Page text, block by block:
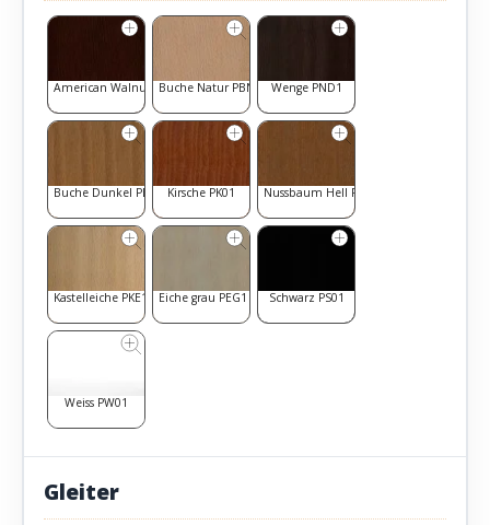
American Walnut PAW1Buche Natur PBN1 Wenge PND1
Buche Dunkel PBD1 Kirsche PK01 Nussbaum Hell PNH1
Kastelleiche PKE1 Eiche grau PEG1 Schwarz PS01
Weiss PW01
Gleiter